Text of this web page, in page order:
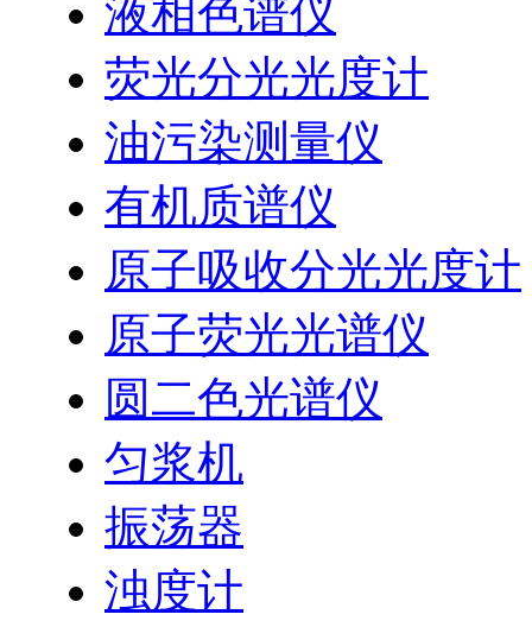
液相色谱仪
荧光分光光度计
油污染测量仪
有机质谱仪
原子吸收分光光度计
原子荧光光谱仪
圆二色光谱仪
匀浆机
振荡器
浊度计